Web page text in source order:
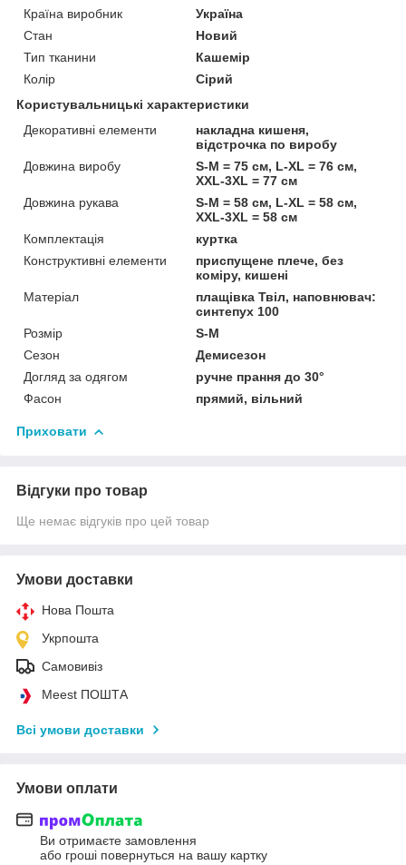
Країна виробник
Україна
Стан
Новий
Тип тканини
Кашемір
Колір
Сірий
Користувальницькі характеристики
Декоративні елементи
накладна кишеня,
відстрочка по виробу
Довжина виробу
S-M = 75 см, L-XL = 76 см,
XXL-3XL = 77 см
Довжина рукава
S-M = 58 см, L-XL = 58 см,
XXL-3XL = 58 см
Комплектація
куртка
Конструктивні елементи
приспущене плече, без
коміру, кишені
Матеріал
плащівка Твіл, наповнювач:
синтепух 100
Розмір
S-M
Сезон
Демисезон
Догляд за одягом
ручне прання до 30°
Фасон
прямий, вільний
Приховати
Відгуки про товар
Ще немає відгуків про цей товар
Умови доставки
Нова Пошта
Укрпошта
Самовивіз
Meest ПОШТА
Всі умови доставки
Умови оплати
Ви отримаєте замовлення
або гроші повернуться на вашу картку